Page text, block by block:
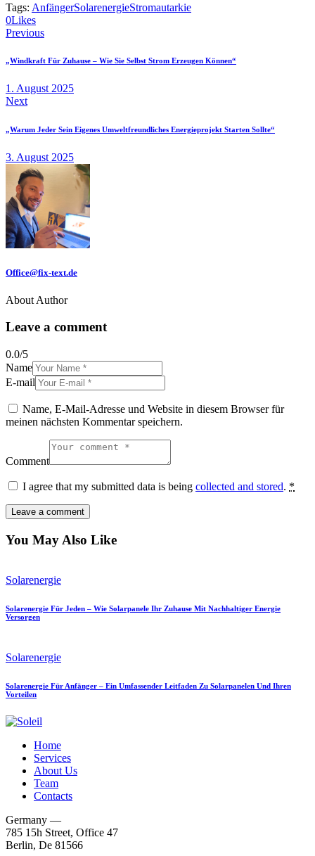
Tags: AnfängerSolarenergieStromautarkie
0Likes
Beitragsnavigation
Previous
„Windkraft Für Zuhause – Wie Sie Selbst Strom Erzeugen Können“
1. August 2025
Next
„Warum Jeder Sein Eigenes Umweltfreundliches Energieprojekt Starten Sollte“
3. August 2025
Office@fix-text.de
About Author
Leave a comment
0.0/5
Name
E-mail
Name, E-Mail-Adresse und Website in diesem Browser für
meinen nächsten Kommentar speichern.
Comment
I agree that my submitted data is being collected and stored. *
You May Also Like
Solarenergie
Solarenergie Für Jeden – Wie Solarpanele Ihr Zuhause Mit Nachhaltiger Energie
Versorgen
Solarenergie
Solarenergie Für Anfänger – Ein Umfassender Leitfaden Zu Solarpanelen Und Ihren
Vorteilen
Home
Services
About Us
Team
Contacts
Germany —
785 15h Street, Office 47
Berlin, De 81566